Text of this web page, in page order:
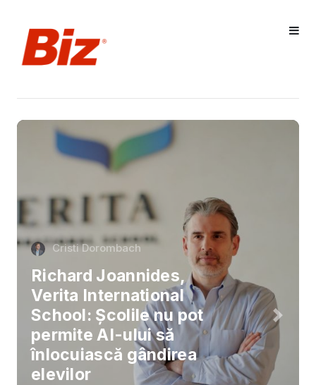
Cristi Dorombach
Richard Joannides,
Verita International
School: Școlile nu pot
permite AI-ului să
înlocuiască gândirea
elevilor